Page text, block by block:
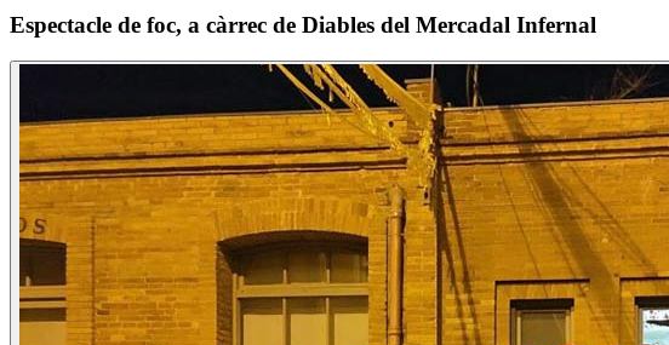
Espectacle de foc, a càrrec de Diables del Mercadal Infernal